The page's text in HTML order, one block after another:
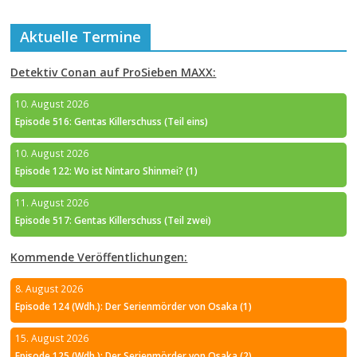
Aktuelle Termine
Detektiv Conan auf ProSieben MAXX:
10. August 2026
Episode 516: Gentas Killerschuss (Teil eins)
10. August 2026
Episode 122: Wo ist Nintaro Shinmei? (1)
11. August 2026
Episode 517: Gentas Killerschuss (Teil zwei)
Kommende Veröffentlichungen:
8. August 2026
Episode 124 (Wdh.): Der Serienmörder von Osaka (1)
15. August 2026